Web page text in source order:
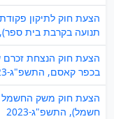
הצעת חוק לתיקון
תנועה בקרבת בית ספר),
הצעת חוק הנצחת זכרם
בכפר קאסם, התשפ"ג-2023
הצעת חוק משק החשמל
חשמל), התשפ"ג-2023